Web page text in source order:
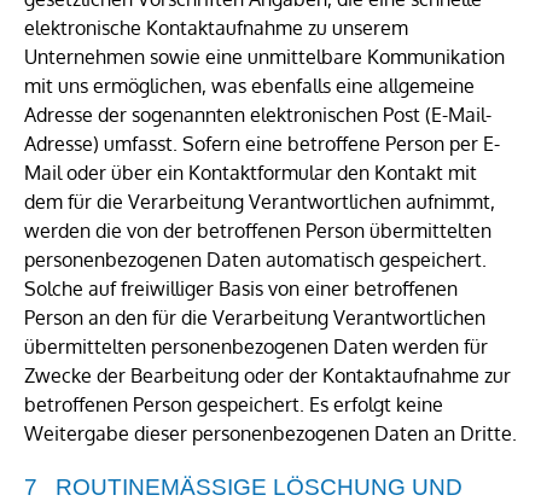
elektronische Kontaktaufnahme zu unserem
Unternehmen sowie eine unmittelbare Kommunikation
mit uns ermöglichen, was ebenfalls eine allgemeine
Adresse der sogenannten elektronischen Post (E-Mail-
Adresse) umfasst. Sofern eine betroffene Person per E-
Mail oder über ein Kontaktformular den Kontakt mit
dem für die Verarbeitung Verantwortlichen aufnimmt,
werden die von der betroffenen Person übermittelten
personenbezogenen Daten automatisch gespeichert.
Solche auf freiwilliger Basis von einer betroffenen
Person an den für die Verarbeitung Verantwortlichen
übermittelten personenbezogenen Daten werden für
Zwecke der Bearbeitung oder der Kontaktaufnahme zur
betroffenen Person gespeichert. Es erfolgt keine
Weitergabe dieser personenbezogenen Daten an Dritte.
ROUTINEMÄSSIGE LÖSCHUNG UND S